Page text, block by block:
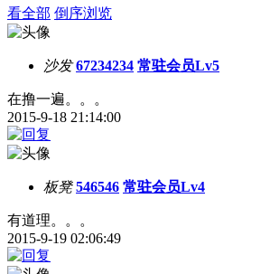
看全部 倒序浏览
沙发 67234234 常驻会员Lv5
在撸一遍。。。
2015-9-18 21:14:00
板凳 546546 常驻会员Lv4
有道理。。。
2015-9-19 02:06:49